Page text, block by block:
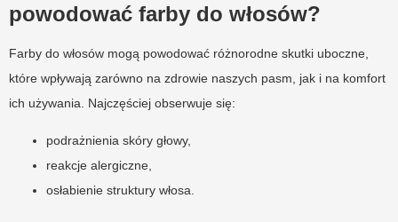
powodować farby do włosów?
Farby do włosów mogą powodować różnorodne skutki uboczne,
które wpływają zarówno na zdrowie naszych pasm, jak i na komfort
ich używania. Najczęściej obserwuje się:
podrażnienia skóry głowy,
reakcje alergiczne,
osłabienie struktury włosa.